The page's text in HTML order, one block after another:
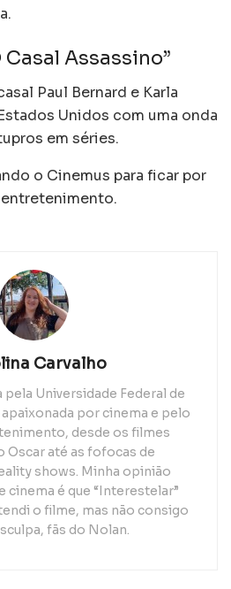
Casal Assassino”
Paul Bernard e Karla
Unidos com uma onda
em séries.
o Cinemus para ficar por
Carvalho
Universidade Federal de
por cinema e pelo
desde os filmes
Oscar até as fofocas de
shows. Minha opinião
cinema é que “Interestelar”
o filme, mas não consigo
fãs do Nolan.